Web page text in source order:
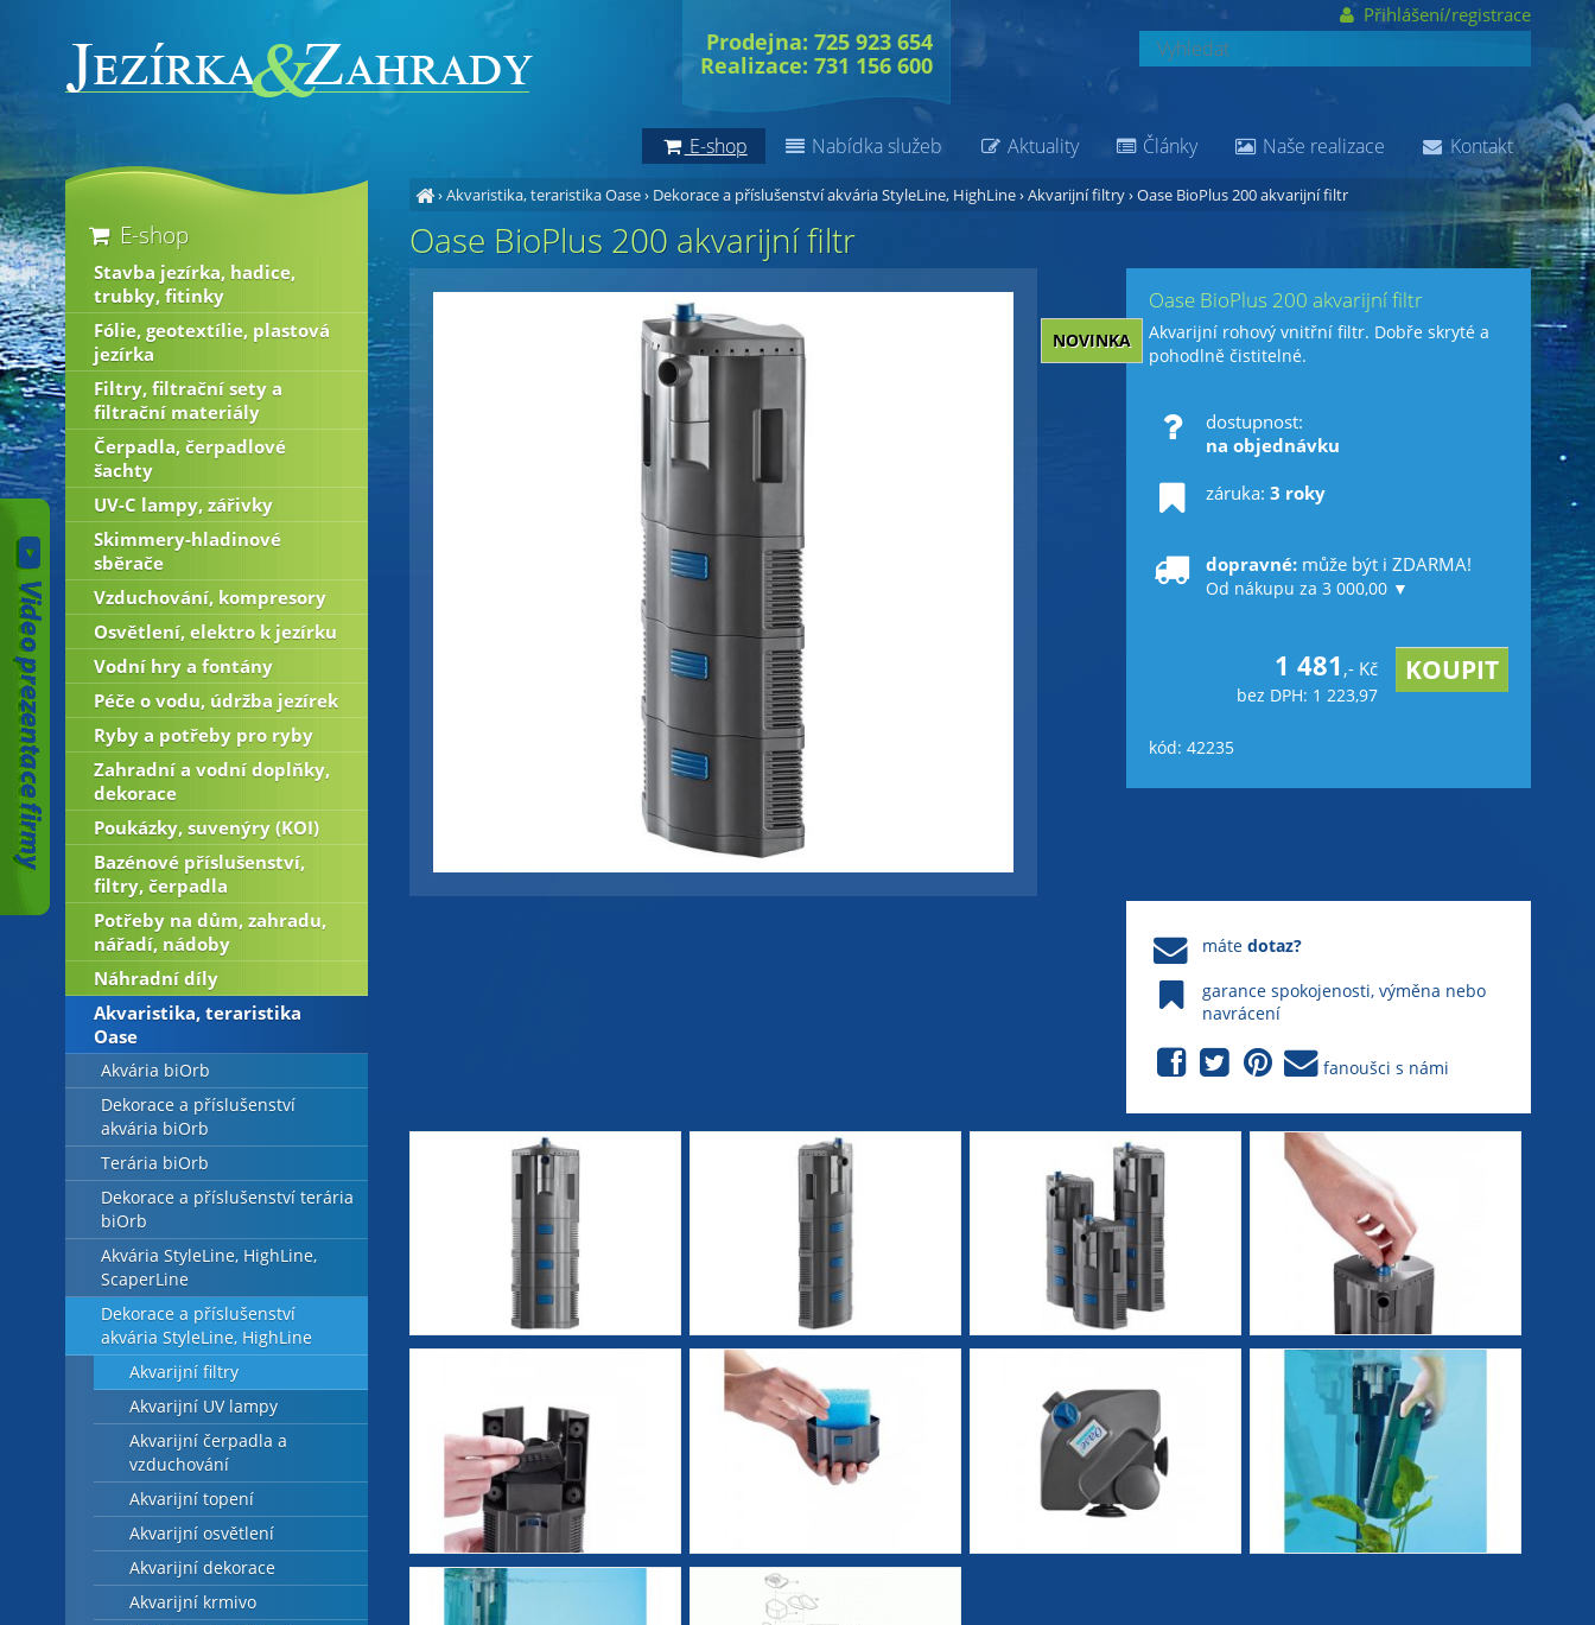
›Akvaristika, teraristika Oase› Dekorace a příslušenství akvária StyleLine, HighLine›Akvarijní filtry›Oase BioPlus 200 akvarijní filtr
Oase BioPlus 200 akvarijní filtr
Oase BioPlus 200 akvarijní filtr
Akvarijní rohový vnitřní filtr. Dobře skryté a
pohodlně čistitelné.
NOVINKA
dostupnost:
na objednávku
záruka: 3 roky
dopravné: může být i ZDARMA!
Od nákupu za 3 000,00 ▼
1 481 ,- Kč
bez DPH: 1 223,97
kód: 42235
mátedotaz?
garance spokojenosti, výměna nebo
navrácení
fanoušci s námi
E-shop
Stavba jezírka, hadice,
trubky, fitinky
Fólie, geotextílie, plastová
jezírka
Filtry, filtrační sety a
filtrační materiály
Čerpadla, čerpadlové
šachty
UV-C lampy, zářivky
Skimmery-hladinové
sběrače
Vzduchování, kompresory
Osvětlení, elektro k jezírku
Vodní hry a fontány
Péče o vodu, údržba jezírek
Ryby a potřeby pro ryby
Zahradní a vodní doplňky,
dekorace
Poukázky, suvenýry (KOI)
Bazénové příslušenství,
filtry, čerpadla
Potřeby na dům, zahradu,
nářadí, nádoby
Náhradní díly
Akvaristika, teraristika
Oase
Akvária biOrb
Dekorace a příslušenství
akvária biOrb
Terária biOrb
Dekorace a příslušenství terária
biOrb
Akvária StyleLine, HighLine,
ScaperLine
Dekorace a příslušenství
akvária StyleLine, HighLine
Akvarijní filtry
Akvarijní UV lampy
Akvarijní čerpadla a
vzduchování
Akvarijní topení
Akvarijní osvětlení
Akvarijní dekorace
Akvarijní krmivo
E-shop Nabídka služeb Aktuality Články Naše realizace Kontakt
Prodejna: 725 923 654
Realizace: 731 156 600
Přihlášení/registrace